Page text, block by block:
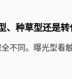
、种草型还是
不同。曝光型看